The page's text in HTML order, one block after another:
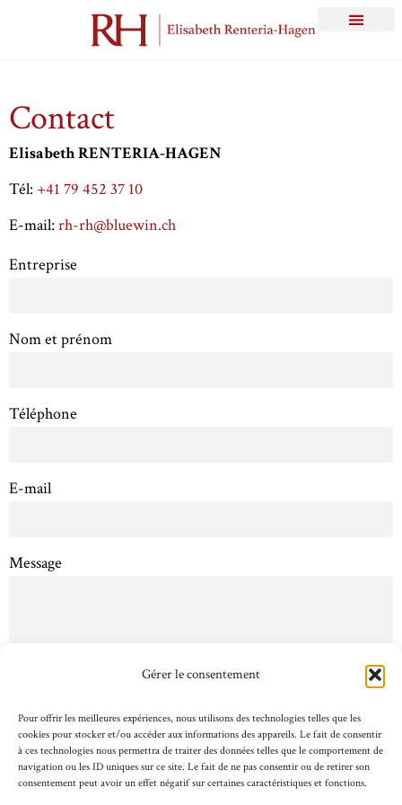
Gérer le consentement
Pour offrir les meilleures expériences, nous utilisons des technologies telles que les
cookies pour stocker et/ou accéder aux informations des appareils. Le fait de consentir
à ces technologies nous permettra de traiter des données telles que le comportement de
navigation ou les ID uniques sur ce site. Le fait de ne pas consentir ou de retirer son
consentement peut avoir un effet négatif sur certaines caractéristiques et fonctions.
Contact
Elisabeth RENTERIA-HAGEN
Tél: +41 79 452 37 10
E-mail: rh-rh@bluewin.ch
Entreprise
Nom et prénom
Téléphone
E-mail
Message
Alternative: